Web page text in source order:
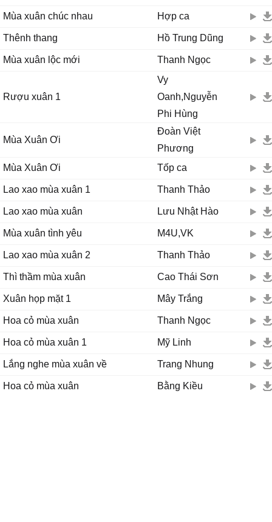
Mùa xuân chúc nhau Hợp ca
Thênh thang Hồ Trung Dũng
Mùa xuân lộc mới Thanh Ngọc
Rượu xuân 1
Vy
Oanh,Nguyễn
Phi Hùng
Mùa Xuân Ơi
Đoàn Việt
Phương
Mùa Xuân Ơi
Tốp ca
Lao xao mùa xuân 1 Thanh Thảo
Lao xao mùa xuân Lưu Nhật Hào
Mùa xuân tình yêu M4U,VK
Lao xao mùa xuân 2 Thanh Thảo
Thì thầm mùa xuân Cao Thái Sơn
Xuân họp mặt 1 Mây Trắng
Hoa cỏ mùa xuân Thanh Ngọc
Hoa cỏ mùa xuân 1 Mỹ Linh
Lắng nghe mùa xuân về Trang Nhung
Hoa cỏ mùa xuân Bằng Kiều